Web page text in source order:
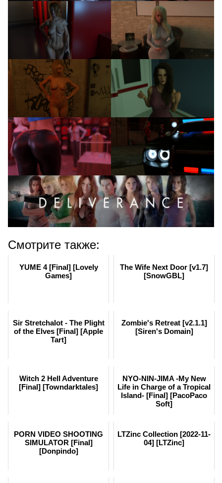
Смотрите также:
YUME 4 [Final] [Lovely
Games]
The Wife Next Door [v1.7]
[SnowGBL]
Sir Stretchalot - The Plight
of the Elves [Final] [Apple
Tart]
Zombie's Retreat [v2.1.1]
[Siren's Domain]
Witch 2 Hell Adventure
[Final] [Towndarktales]
NYO-NIN-JIMA -My New
Life in Charge of a Tropical
Island- [Final] [PacoPaco
Soft]
PORN VIDEO SHOOTING
SIMULATOR [Final]
[Donpindo]
LTZinc Collection [2022-11-
04] [LTZinc]